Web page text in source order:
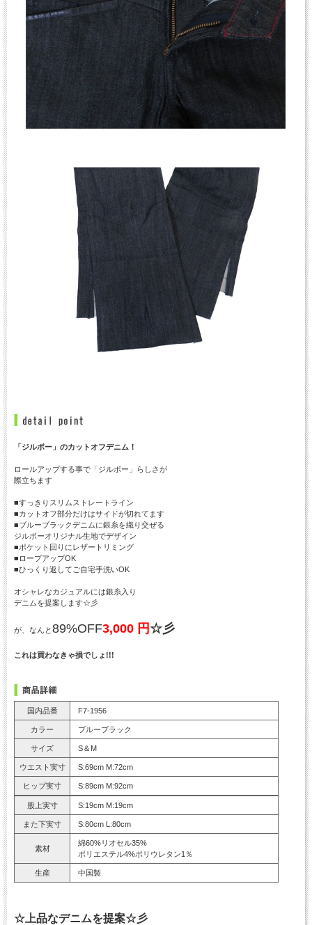
「ジルボー」のカットオフデニム！
ロールアップする事で「ジルボー」らしさが
際立ちます
■すっきりスリムストレートライン
■カットオフ部分だけはサイドが切れてます
■ブルーブラックデニムに銀糸を織り交ぜる
ジルボーオリジナル生地でデザイン
■ポケット回りにレザートリミング
■ロープアップOK
■ひっくり返してご自宅手洗いOK
オシャレなカジュアルには銀糸入り
デニムを提案します☆彡
が、なんと89%OFF3,000 円☆彡
これは買わなきゃ損でしょ!!!
国内品番 F7-1956
カラー ブルーブラック
サイズ S＆M
ウエスト実寸 S:69cm M:72cm
ヒップ実寸 S:89cm M:92cm
股上実寸 S:19cm M:19cm
また下実寸 S:80cm L:80cm
素材
綿60%リオセル35%
ポリエステル4%ポリウレタン1％
生産 中国製
☆上品なデニムを提案☆彡